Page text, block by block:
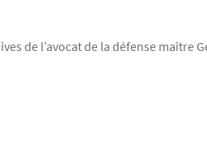
de l’avocat de la défense maître